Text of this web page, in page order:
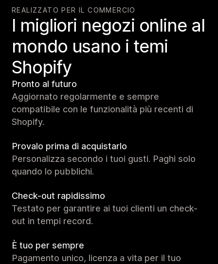
REALIZZATO PER IL COMMERCIO
I migliori negozi online al
mondo usano i temi
Shopify
Pronto al futuro
Aggiornato regolarmente e sempre
compatibile con le funzionalità più recenti di
Shopify.
Provalo prima di acquistarlo
Personalizza secondo i tuoi gusti. Paghi solo
quando lo pubblichi.
Check-out rapidissimo
Testato per garantire ai tuoi clienti un check-
out in tempi record.
È tuo per sempre
Pagamento unico, licenza a vita per il tuo